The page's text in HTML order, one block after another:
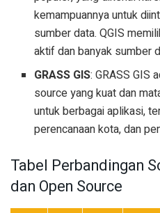
kemampuannya untuk
sumber data. QGIS
aktif dan banyak sumber
GRASS GIS: GRASS GIS
source yang kuat dan
untuk berbagai aplikasi,
perencanaan kota, dan
Tabel Perbandingan
dan Open Source